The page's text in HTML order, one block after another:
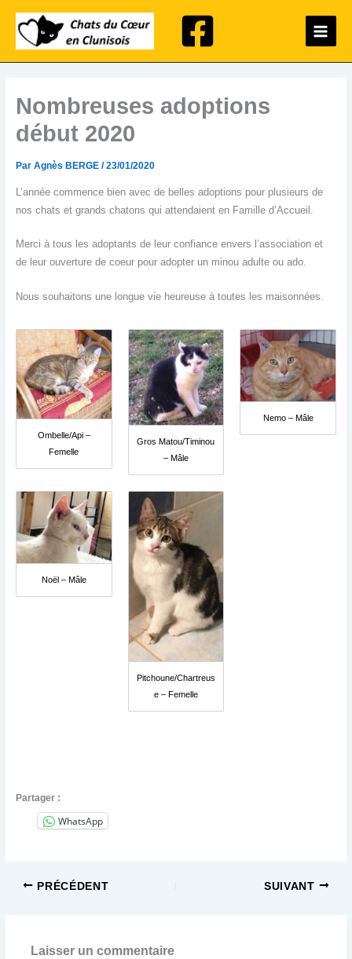
contenu
Main
Menu
Nombreuses adoptions
début 2020
Par Agnès BERGE /23/01/2020
L’année commence bien avec de belles adoptions pour plusieurs de
nos chats et grands chatons qui attendaient en Famille d’Accueil.
Merci à tous les adoptants de leur confiance envers l’association et
de leur ouverture de coeur pour adopter un minou adulte ou ado.
Nous souhaitons une longue vie heureuse à toutes les maisonnées.
Ombelle/Api –
Femelle
Gros Matou/Timinou
– Mâle
Nemo – Mâle
Noël – Mâle
Pitchoune/Chartreus
e – Femelle
Partager :
WhatsApp
PRÉCÉDENT SUIVANT
Laisser un commentaire